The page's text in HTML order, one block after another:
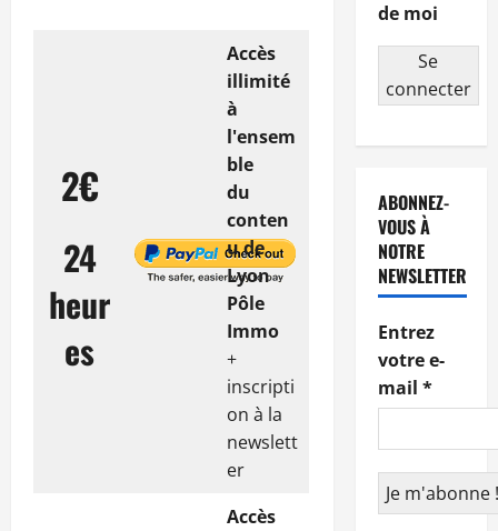
2€
24
heur
es
Accès
illimité
à
l'ensem
ble
du
conten
u de
Lyon
Pôle
Immo
+
inscripti
on à la
newslett
er
Accès
de moi
Se
connecter
ABONNEZ-
VOUS À
NOTRE
NEWSLETTER
Entrez
votre e-
mail *